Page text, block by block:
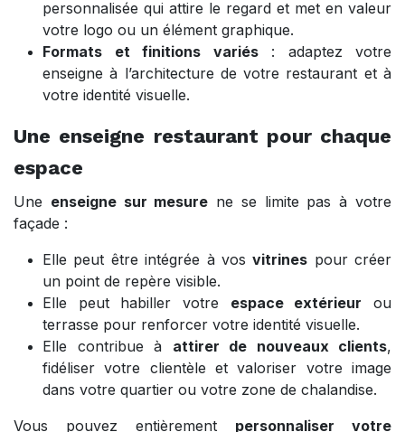
personnalisée qui attire le regard et met en valeur
votre logo ou un élément graphique.
Formats et finitions variés: adaptez votre
enseigne à l’architecture de votre restaurant et à
votre identité visuelle.
Une enseigne restaurant pour chaque
espace
Une enseigne sur mesure ne se limite pas à votre
façade :
Elle peut être intégrée à vosvitrines pour créer
un point de repère visible.
Elle peut habiller votre espace extérieur ou
terrasse pour renforcer votre identité visuelle.
Elle contribue à attirer de nouveaux clients,
fidéliser votre clientèle et valoriser votre image
dans votre quartier ou votre zone de chalandise.
Vous pouvez entièrement personnaliser votre